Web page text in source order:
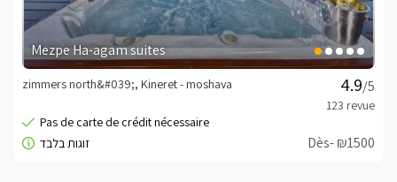
Mezpe Ha-agam suites
/5
zimmers north&#039;, Kineret - moshava
Dès- ₪1500